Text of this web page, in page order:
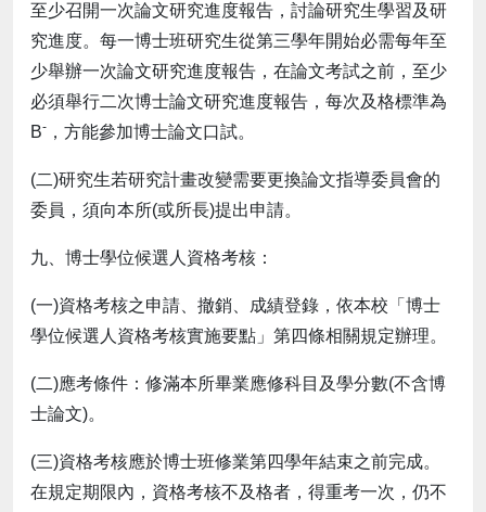
至少召開一次論文研究進度報告，討論研究生學習及研
究進度。每一博士班研究生從第三學年開始必需每年至
少舉辦一次論文研究進度報告，在論文考試之前，至少
必須舉行二次博士論文研究進度報告，每次及格標準為
B- ，方能參加博士論文口試。
(二)研究生若研究計畫改變需要更換論文指導委員會的
委員，須向本所(或所長)提出申請。
九、博士學位候選人資格考核：
(一)資格考核之申請、撤銷、成績登錄，依本校「博士
學位候選人資格考核實施要點」第四條相關規定辦理。
(二)應考條件：修滿本所畢業應修科目及學分數(不含博
士論文)。
(三)資格考核應於博士班修業第四學年結束之前完成。
在規定期限內，資格考核不及格者，得重考一次，仍不